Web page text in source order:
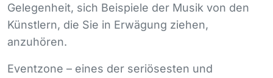
Gelegenheit, sich Beispiele der Musik von den
Künstlern, die Sie in Erwägung ziehen,
anzuhören.
Eventzone – eines der seriösesten und